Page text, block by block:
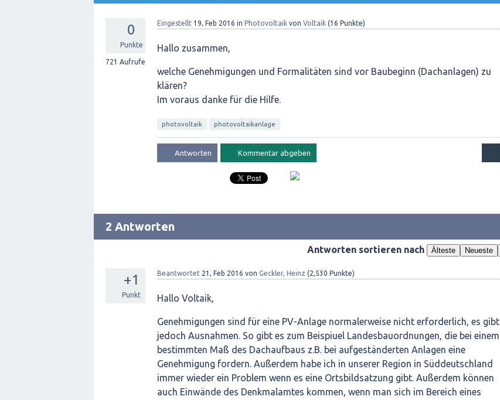
0
Punkte
721 Aufrufe
Eingestellt 19, Feb 2016 in Photovoltaik von Voltaik (16 Punkte)
Hallo zusammen,
welche Genehmigungen und Formalitäten sind vor Baubeginn (Dachanlagen) zu
klären?
Im voraus danke für die Hilfe.
photovoltaik photovoltaikanlage
2 Antworten
Antworten sortieren nach Älteste Neueste
+1
Punkt
Beantwortet 21, Feb 2016 von Geckler, Heinz (2,530 Punkte)
Hallo Voltaik,
Genehmigungen sind für eine PV-Anlage normalerweise nicht erforderlich, es gibt
jedoch Ausnahmen. So gibt es zum Beispiuel Landesbauordnungen, die bei einem
bestimmten Maß des Dachaufbaus z.B. bei aufgeständerten Anlagen eine
Genehmigung fordern. Außerdem habe ich in unserer Region in Süddeutschland
immer wieder ein Problem wenn es eine Ortsbildsatzung gibt. Außerdem können
auch Einwände des Denkmalamtes kommen, wenn man sich im Bereich eines